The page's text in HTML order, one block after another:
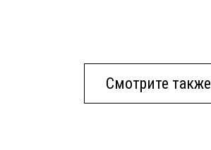
Смотрите также